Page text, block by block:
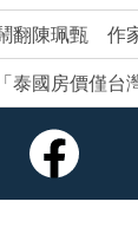
翻陳珮甄 作
泰國房價僅